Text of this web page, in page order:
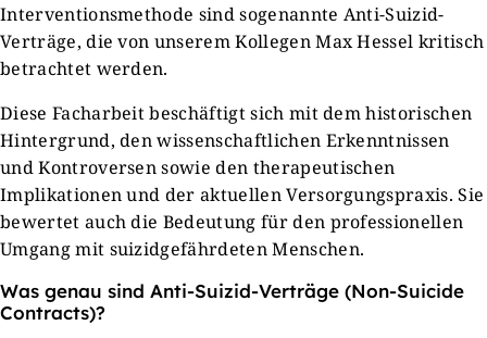
Interventionsmethode sind sogenannte Anti-Suizid-
Verträge, die von unserem Kollegen Max Hessel kritisch
betrachtet werden.
Diese Facharbeit beschäftigt sich mit dem historischen
Hintergrund, den wissenschaftlichen Erkenntnissen
und Kontroversen sowie den therapeutischen
Implikationen und der aktuellen Versorgungspraxis. Sie
bewertet auch die Bedeutung für den professionellen
Umgang mit suizidgefährdeten Menschen.
Was genau sind Anti-Suizid-Verträge (Non-Suicide
Contracts)?